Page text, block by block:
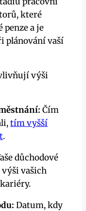
které
a je
plánování vaší
výši
Čím
tím vyšší
.
důchodové
vašich
Datum, kdy